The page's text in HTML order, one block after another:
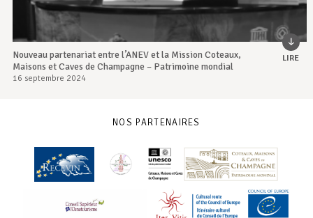
Nouveau partenariat entre l’ANEV et la Mission Coteaux,
Maisons et Caves de Champagne – Patrimoine mondial
16 septembre 2024
LIRE
NOS PARTENAIRES